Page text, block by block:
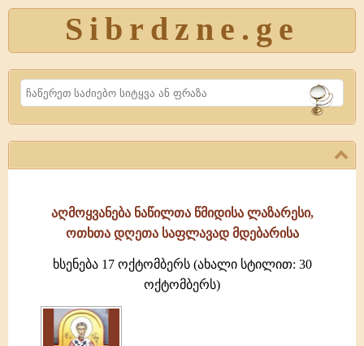
Sibrdzne.ge
Search
აღმოყვანება ნაწილთა წმიდისა ლაზარესი,
ოთხთა დღეთა საფლავად მდებარისა
ხსენება 17 ოქტომბერს (ახალი სტილით: 30
ოქტომბერს)